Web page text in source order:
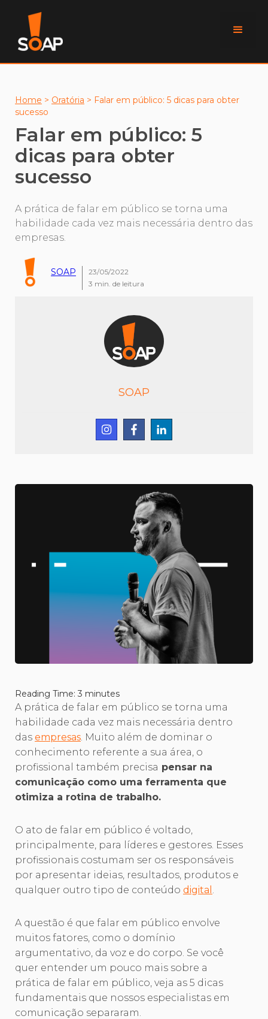
Home > Oratória > Falar em público: 5 dicas para obter
sucesso
Falar em público: 5
dicas para obter
sucesso
A prática de falar em público se torna uma
habilidade cada vez mais necessária dentro das
empresas.
SOAP
23/05/2022
3 min. de leitura
SOAP
Reading Time: 3 minutes
A prática de falar em público se torna uma
habilidade cada vez mais necessária dentro
das empresas. Muito além de dominar o
conhecimento referente a sua área, o
profissional também precisa pensar na
comunicação como uma ferramenta que
otimiza a rotina de trabalho.
O ato de falar em público é voltado,
principalmente, para líderes e gestores. Esses
profissionais costumam ser os responsáveis
por apresentar ideias, resultados, produtos e
qualquer outro tipo de conteúdo digital .
A questão é que falar em público envolve
muitos fatores, como o domínio
argumentativo, da voz e do corpo. Se você
quer entender um pouco mais sobre a
prática de falar em público, veja as 5 dicas
fundamentais que nossos especialistas em
comunicação separaram.